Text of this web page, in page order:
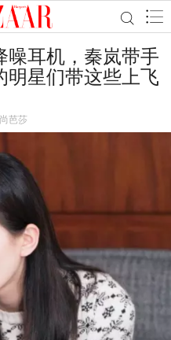
噪耳机，秦岚带手
明星们带这些上飞
芭莎